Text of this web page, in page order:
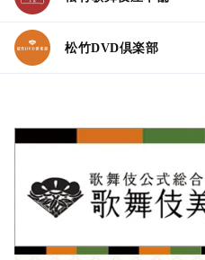
松竹DVD倶楽部